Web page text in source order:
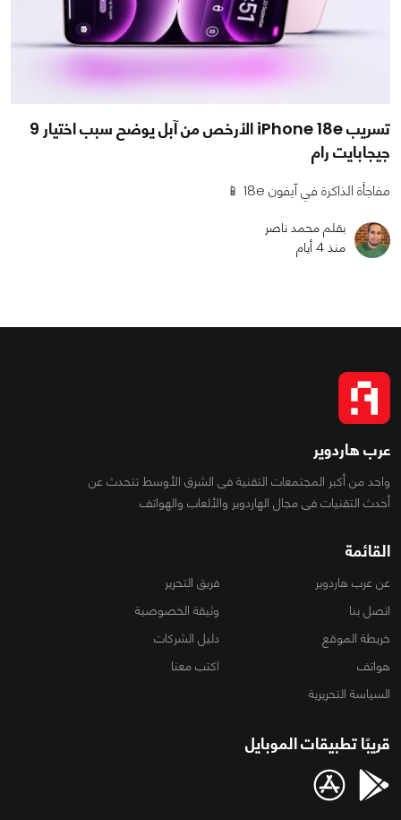
تسريب iPhone 18e الأرخص من آبل يوضح سبب اختيار 9
جيجابايت رام
مفاجأة الذاكرة في آيفون 18e 📱
بقلم محمد ناصر
منذ 4 أيام
عرب هاردوير
واحد من أكبر المجتمعات التقنية فى الشرق الأوسط تتحدث عن
أحدث التقنيات فى مجال الهاردوير والألعاب والهواتف
القائمة
عن عرب هاردوير
فريق التحرير
اتصل بنا
وثيقة الخصوصية
خريطة الموقع
دليل الشركات
هواتف
اكتب معنا
السياسة التحريرية
قريبًا تطبيقات الموبايل